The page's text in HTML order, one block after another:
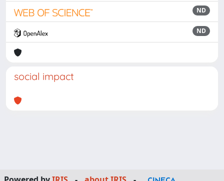
ND
ND
social impact